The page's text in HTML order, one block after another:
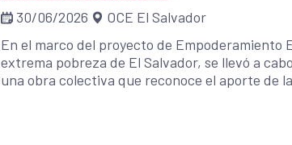
30/06/2026
OCE El Salvador
En el marco del proyecto de Empoderamiento
extrema pobreza de El Salvador, se llevó a
una obra colectiva que reconoce el aporte de